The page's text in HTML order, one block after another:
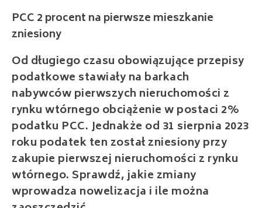
Od długiego czasu obowiązujące przepisy
podatkowe stawiały na barkach
nabywców pierwszych nieruchomości z
rynku wtórnego obciążenie w postaci 2%
podatku PCC. Jednakże od 31 sierpnia 2023
roku podatek ten został zniesiony przy
zakupie pierwszej nieruchomości z rynku
wtórnego. Sprawdź, jakie zmiany
wprowadza nowelizacja i ile można